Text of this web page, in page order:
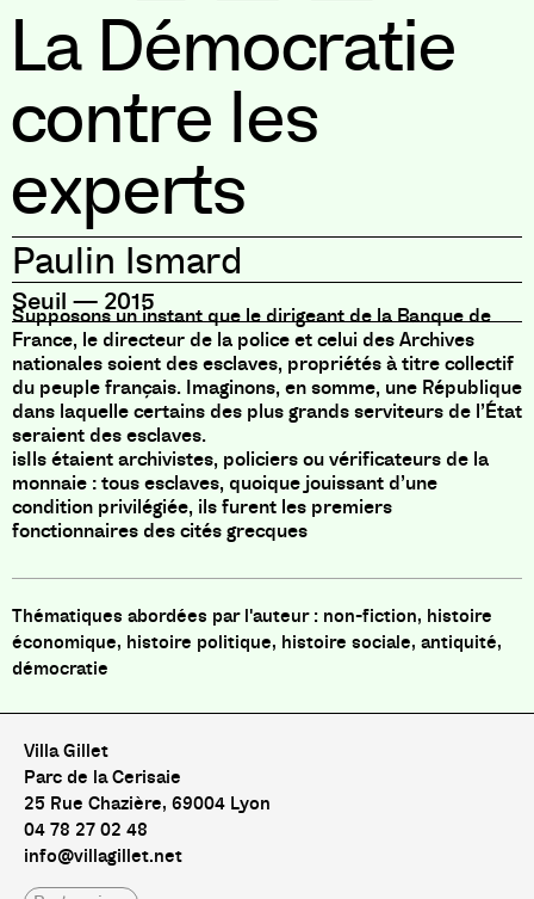
La Démocratie
contre les
experts
Paulin Ismard
Seuil — 2015
Supposons un instant que le dirigeant de la Banque de
France, le directeur de la police et celui des Archives
nationales soient des esclaves, propriétés à titre collectif
du peuple français. Imaginons, en somme, une République
dans laquelle certains des plus grands serviteurs de l’État
seraient des esclaves.
isIls étaient archivistes, policiers ou vérificateurs de la
monnaie : tous esclaves, quoique jouissant d’une
condition privilégiée, ils furent les premiers
fonctionnaires des cités grecques
non-fiction, histoire
économique, histoire politique, histoire sociale, antiquité,
démocratie
Villa Gillet
Parc de la Cerisaie
25 Rue Chazière, 69004 Lyon
04 78 27 02 48
info@villagillet.net